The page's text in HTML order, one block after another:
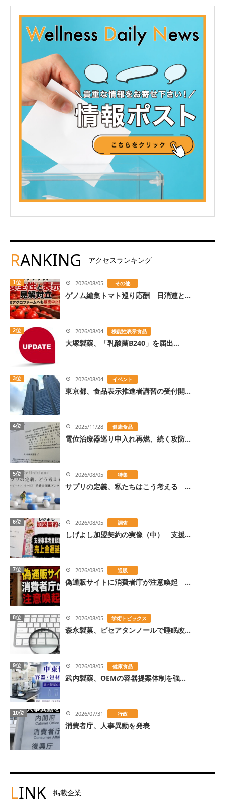
RANKING アクセスランキング
1位 2026/08/05 その他
ゲノム編集トマト巡り応酬 日消連と...
2位 2026/08/04 機能性表示食品
大塚製薬、「乳酸菌B240」を届出...
3位 2026/08/04 イベント
東京都、食品表示推進者講習の受付開...
4位 2025/11/28 健康食品
電位治療器巡り申入れ再燃、続く攻防...
5位 2026/08/05 特集
サプリの定義、私たちはこう考える ...
6位 2026/08/05 調査
しげよし加盟契約の実像（中） 支援...
7位 2026/08/05 通販
偽通販サイトに消費者庁が注意喚起 ...
8位 2026/08/05 学術トピックス
森永製菓、ピセアタンノールで睡眠改...
9位 2026/08/05 健康食品
武内製薬、OEMの容器提案体制を強...
10位 2026/07/31 行政
消費者庁、人事異動を発表
LINK 掲載企業